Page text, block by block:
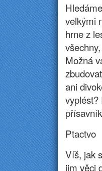
velkými
hrne z
Možná
ani
vyplést?
Ptactvo
Víš, jak
jim věci